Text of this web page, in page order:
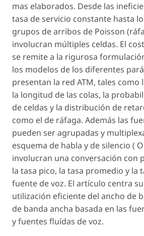
mas elaborados. Desde las
tasa de servicio constante hasta
grupos de arribos de Poisson
involucran múltiples celdas. El
se remite a la rigurosa
los modelos de los diferentes
presentan la red ATM, tales
la longitud de las colas, la
de celdas y la distribución de
como el de ráfaga. Además las
pueden ser agrupadas y
esquema de habla y de silencio (
involucran una conversación con
la tasa pico, la tasa promedio y la
fuente de voz. El artículo centra
utilización eficiente del ancho de
de banda ancha basada en las
y fuentes fluídas de voz.